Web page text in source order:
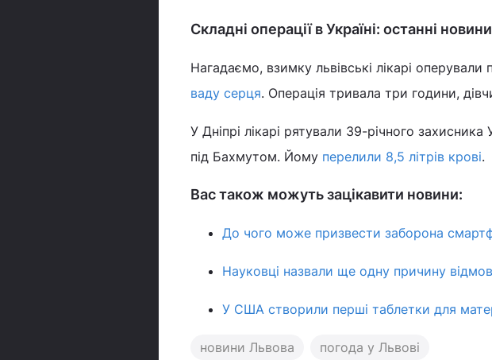
Складні операції в Україні: останні новини
Нагадаємо, взимку львівські лікарі оперували
ваду серця. Операція тривала три години,
У Дніпрі лікарі рятували 39-річного
під Бахмутом. Йому перелили 8,5 літрів крові.
Вас також можуть зацікавити новини:
До чого може призвести заборона
Науковці назвали ще одну причину
У США створили перші таблетки для
новини Львова погода у Львові